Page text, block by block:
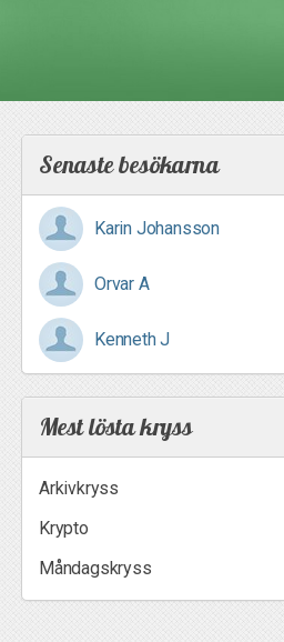
Senaste besökarna
Karin Johansson
Orvar A
Kenneth J
Mest lösta kryss
Arkivkryss
Krypto
Måndagskryss